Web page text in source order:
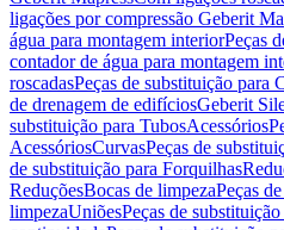
ligações por compressão Geberit
água para montagem interiorPeças
contador de água para montagem
roscadasPeças de substituição para
de drenagem de edifíciosGeberit
substituição para TubosAcessórios
AcessóriosCurvasPeças de
de substituição para Forquilhas
ReduçõesBocas de limpezaPeças
limpezaUniõesPeças de